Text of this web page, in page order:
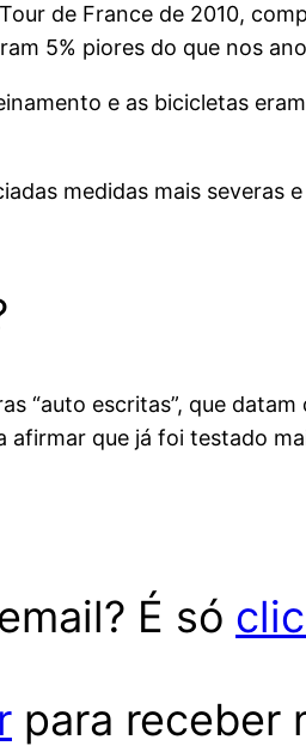
de France de 2010,
5% piores do que nos
e as bicicletas
medidas mais severas
“auto escritas”, que datam
que já foi testado
É só
para receber